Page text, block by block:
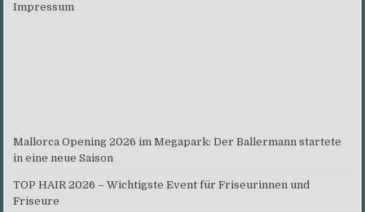
Impressum
Mallorca Opening 2026 im Megapark: Der Ballermann startete
in eine neue Saison
TOP HAIR 2026 – Wichtigste Event für Friseurinnen und
Friseure